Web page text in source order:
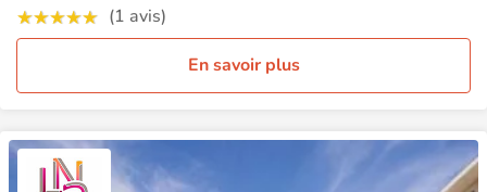
(1 avis)
En savoir plus